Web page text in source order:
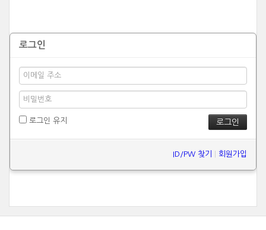
로그인
로그인 유지
ID/PW 찾기 회원가입